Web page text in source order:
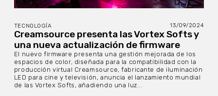
TECNOLOGÍA 13/09/2024
Creamsource presenta las Vortex Softs y
una nueva actualización de firmware
El nuevo firmware presenta una gestión mejorada de los
espacios de color, diseñada para la compatibilidad con la
producción virtual Creamsource, fabricante de iluminación
LED para cine y televisión, anuncia el lanzamiento mundial
de las Vortex Softs, añadiendo una luz...